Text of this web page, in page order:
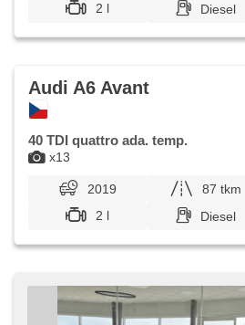
2 l
Diesel
x13
Audi A6 Avant
40 TDI quattro ada. temp.
2019 87 tkm
2 l
Diesel